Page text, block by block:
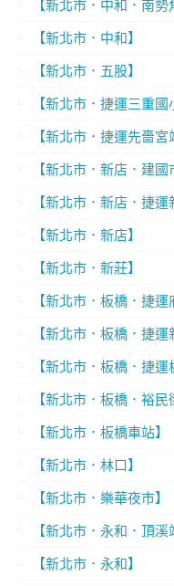
【新北市．中和．南勢
【新北市．中和】
【新北市．五股】
【新北市．捷運三重國
【新北市．捷運先嗇宮
【新北市．新店．建國
【新北市．新店．捷運
【新北市．新店】
【新北市．新莊】
【新北市．板橋．捷運
【新北市．板橋．捷運
【新北市．板橋．捷運
【新北市．板橋．裕民
【新北市．板橋車站】
【新北市．林口】
【新北市．樂華夜市】
【新北市．永和．頂溪
【新北市．永和】